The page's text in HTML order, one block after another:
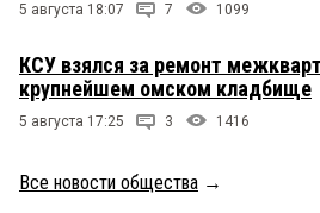
5 августа 18:07 7 1099
КСУ взялся за ремонт
крупнейшем омском кладбище
5 августа 17:25 3 1416
Все новости общества →